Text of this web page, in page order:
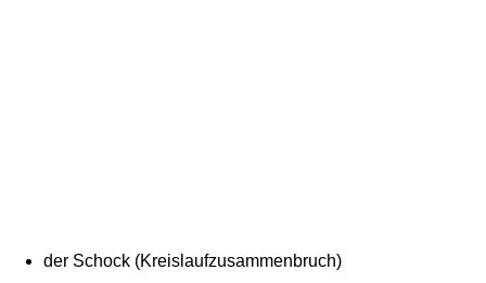
der Schock (Kreislaufzusammenbruch)